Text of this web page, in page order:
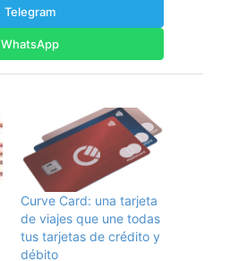
Telegram
WhatsApp
Curve Card: una tarjeta
de viajes que une todas
tus tarjetas de crédito y
débito